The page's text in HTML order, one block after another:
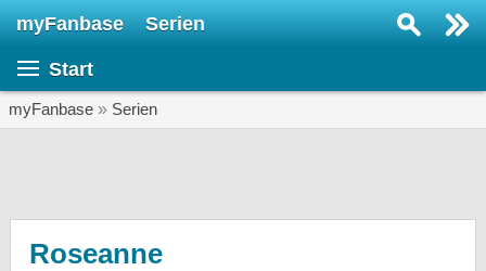
myFanbase Serien
Start
myFanbase » Serien
Roseanne